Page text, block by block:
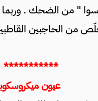
" من الضحك .
من الحاجبين
***********
عيون